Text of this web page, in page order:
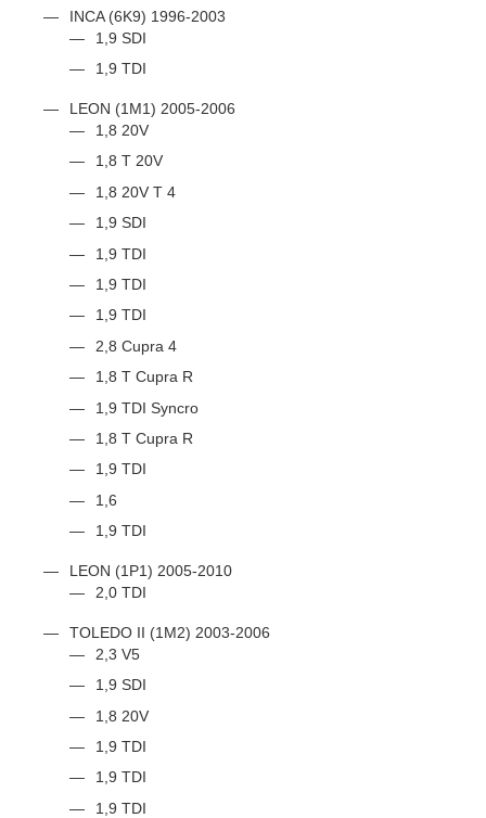
INCA (6K9) 1996-2003
1,9 SDI
1,9 TDI
LEON (1M1) 2005-2006
1,8 20V
1,8 T 20V
1,8 20V T 4
1,9 SDI
1,9 TDI
1,9 TDI
1,9 TDI
2,8 Cupra 4
1,8 T Cupra R
1,9 TDI Syncro
1,8 T Cupra R
1,9 TDI
1,6
1,9 TDI
LEON (1P1) 2005-2010
2,0 TDI
TOLEDO II (1M2) 2003-2006
2,3 V5
1,9 SDI
1,8 20V
1,9 TDI
1,9 TDI
1,9 TDI